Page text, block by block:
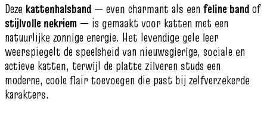
Deze kattenhalsband — even charmant als een feline bandof
stijlvolle nekriem — is gemaakt voor katten met een
natuurlijke zonnige energie. Het levendige gele leer
weerspiegelt de speelsheid van nieuwsgierige, sociale en
actieve katten, terwijl de platte zilveren studs een
moderne, coole flair toevoegen die past bij zelfverzekerde
karakters.